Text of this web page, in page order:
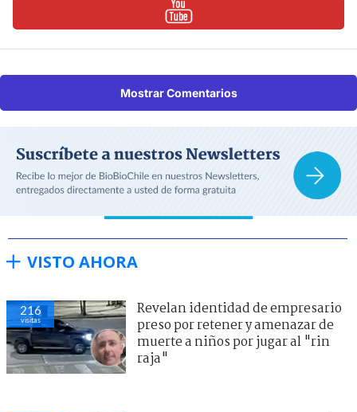
Mostrar Comentarios
VISTO AHORA
216
visitas
Revelan identidad de empresario
preso por retener y amenazar de
muerte a niños por jugar al "rin
raja"